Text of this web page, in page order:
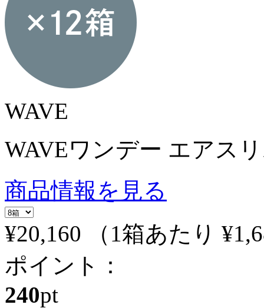
WAVE
WAVEワンデー エアス
商品情報を見る
¥20,160
（1箱あたり
ポイント：
240pt